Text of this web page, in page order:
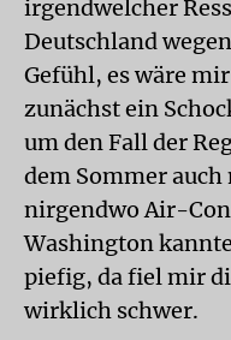
irgendwelcher
Deutschland
Gefühl, es wäre
zunächst ein
um den Fall der
dem Sommer auch
nirgendwo Air-
Washington
piefig, da fiel mir
wirklich schwer.